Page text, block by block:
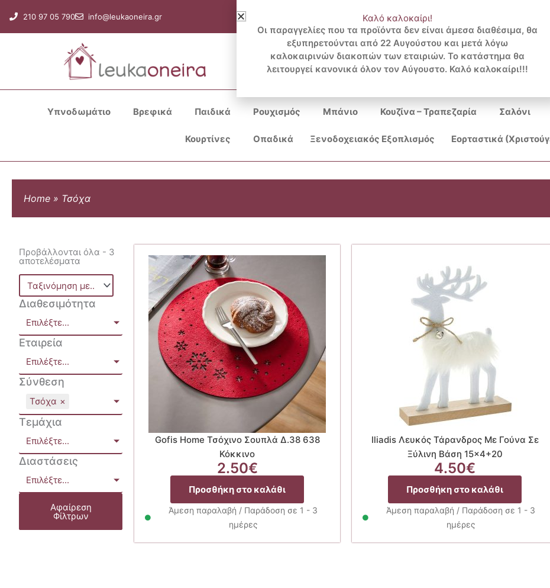
στο
περιεχόμενο
210 97 05 790 info@leukaoneira.gr
Search
...
Υπνοδωμάτιο Βρεφικά Παιδικά Ρουχισμός Μπάνιο Κουζίνα – Τραπεζαρία Σαλόνι
Κουρτίνες Οπαδικά Ξενοδοχειακός Εξοπλισμός Εορταστικά
Home » Τσόχα
Προβάλλονται όλα - 3
αποτελέσματα
Διαθεσιμότητα
Επιλέξτε...
Εταιρεία
Επιλέξτε...
Σύνθεση
Τσόχα ×
Τεμάχια
Επιλέξτε...
Διαστάσεις
Επιλέξτε...
Αφαίρεση
Φίλτρων
Gofis Home Τσόχινο Σουπλά Δ.38 638
Κόκκινο
2.50€
Προσθήκη στο καλάθι
Άμεση παραλαβή / Παράδοση σε 1 - 3
ημέρες
Iliadis Λευκός Τάρανδρος Με Γούνα Σε
Ξύλινη Βάση 15×4+20
4.50€
Προσθήκη στο καλάθι
Άμεση παραλαβή / Παράδοση σε 1 - 3
ημέρες
Καλό καλοκαίρι!
Οι παραγγελίες που τα προϊόντα δεν είναι άμεσα διαθέσιμα, θα
εξυπηρετούνται από 22 Αυγούστου και μετά λόγω
καλοκαιρινών διακοπών των εταιριών. Το κατάστημα θα
λειτουργεί κανονικά όλον τον Αύγουστο. Καλό καλοκαίρι!!!